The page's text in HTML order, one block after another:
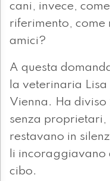
cani, invece,
riferimento, come
amici?
A questa
la veterinaria Lisa
Vienna. Ha
senza proprietari,
restavano in
li incoraggiavano
cibo.